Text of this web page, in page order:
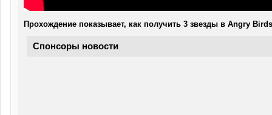
Прохождение показывает, как получить 3 звезды в Angry
Спонсоры новости